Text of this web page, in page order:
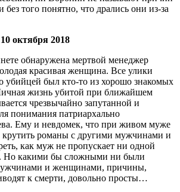
без того понятно, что дрались они из-за
октября 2018
обнаружена мертвой менеджер
красивая женщина. Все улики
убийцей был кто-то из хорошо знакомых
жизнь убитой при ближайшем
чрезвычайно запутанной и
понимания патриархально
Ему и невдомек, что при живом муже
крутить романы с другими мужчинами и
как муж не пропускает ни одной
Но какими бы сложными ни были
и женщинами, причины,
к смерти, довольно просты…